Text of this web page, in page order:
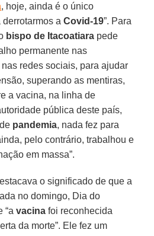
, hoje, ainda é o único
derrotarmos aCovid-19”. Para
bispo de Itacoatiara pede
permanente nas
redes sociais, para ajudar
superando as mentiras,
a vacina, na linha de
pública deste país,
pandemia, nada fez para
pelo contrário, trabalhou e
em massa”.
o significado de que a
no domingo, Dia do
“avacina foi reconhecida
da morte”. Ele fez um